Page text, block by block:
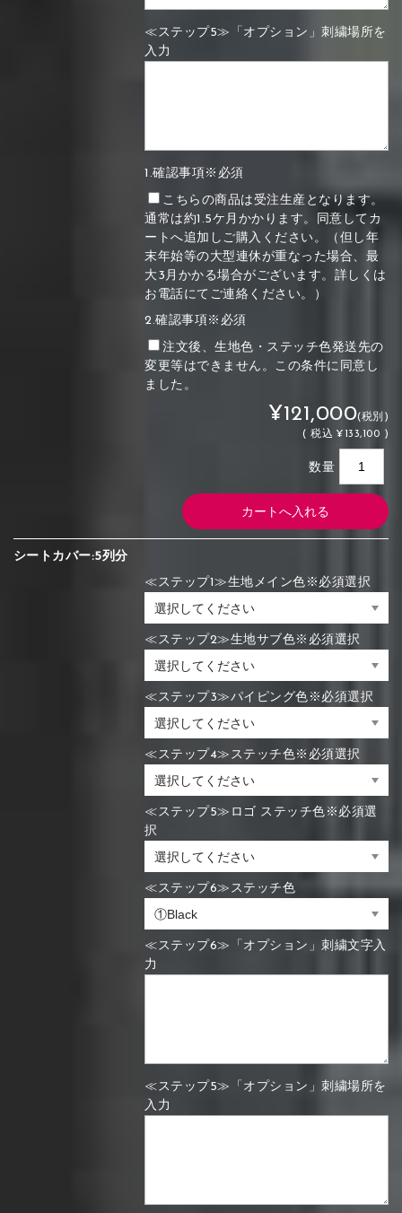
≪ステップ5≫「オプション」刺繍場所を
入力
1.確認事項※必須
こちらの商品は受注生産となります。
通常は約1.5ケ月かかります。同意してカ
ートへ追加しご購入ください。（但し年
末年始等の大型連休が重なった場合、最
大3月かかる場合がございます。詳しくは
お電話にてご連絡ください。）
2.確認事項※必須
注文後、生地色・ステッチ色発送先の
変更等はできません。この条件に同意し
ました。
¥121,000(税別)
(税込 ¥133,100 )
数量
シートカバー:5列分
≪ステップ1≫生地メイン色※必須選択
≪ステップ2≫生地サブ色※必須選択
≪ステップ3≫パイピング色※必須選択
≪ステップ4≫ステッチ色※必須選択
≪ステップ5≫ロゴ ステッチ色※必須選
択
≪ステップ6≫ステッチ色
≪ステップ6≫「オプション」刺繍文字入
力
≪ステップ5≫「オプション」刺繍場所を
入力